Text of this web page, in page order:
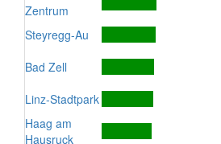
Zentrum
Steyregg-Au
Bad Zell
Linz-Stadtpark
Haag am
Hausruck